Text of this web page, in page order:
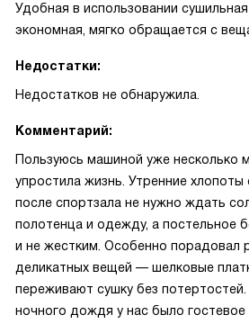
Удобная в использовании
экономная, мягко обращается с
Недостатки:
Недостатков не обнаружила.
Комментарий:
Пользуюсь машиной уже несколько
упростила жизнь. Утренние хлопоты
после спортзала не нужно ждать
полотенца и одежду, а постельное
и не жестким. Особенно порадовал
деликатных вещей — шелковые
переживают сушку без
ночного дождя у нас было